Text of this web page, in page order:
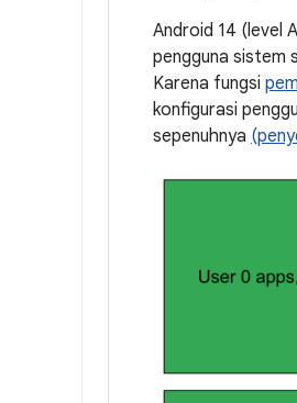
Android 14 (level
pengguna sistem
Karena fungsi
konfigurasi
sepenuhnya